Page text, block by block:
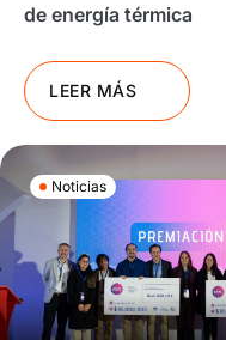
de energía térmica
LEER MÁS
Noticias